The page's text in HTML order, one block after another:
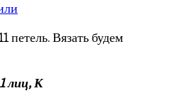
Вязать будем
лиц, К